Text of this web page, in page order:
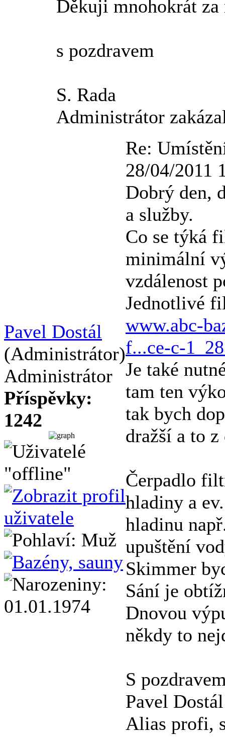
Děkuji mnohokrát za
s pozdravem
S. Rada
Administrátor
Pavel Dostál
(Administrátor)
Administrátor
Příspěvky:
1242
Re:
28/04/2011
Dobrý den,
a služby.
Co se týká
minimální
vzdálenost
Jednotlivé
www.abc-
f...ce-c-
Je také
tam ten
tak bych
dražší a to
Čerpadlo
hladiny a
hladinu
upuštění
Skimmer
Sání je
Dnovou
někdy to
S
Pavel Dostál
Alias profi,